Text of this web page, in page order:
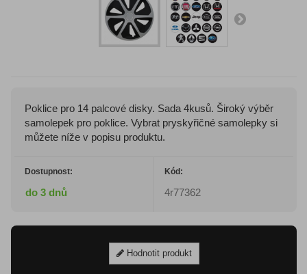
Poklice pro 14 palcové disky. Sada 4kusů. Široký výběr
samolepek pro poklice. Vybrat pryskyřičné samolepky si
můžete níže v popisu produktu.
Dostupnost:
do 3 dnů
Kód:
4r77362
Hodnotit produkt